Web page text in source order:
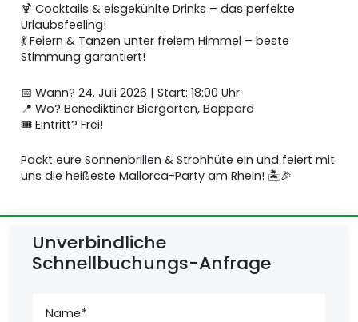
🍹 Cocktails & eisgekühlte Drinks – das perfekte
Urlaubsfeeling!
💃 Feiern & Tanzen unter freiem Himmel – beste
Stimmung garantiert!
📅 Wann? 24. Juli 2026 | Start: 18:00 Uhr
📍 Wo? Benediktiner Biergarten, Boppard
🎟️ Eintritt? Frei!
Packt eure Sonnenbrillen & Strohhüte ein und feiert mit
uns die heißeste Mallorca-Party am Rhein! 🏝️🎉
Unverbindliche
Schnellbuchungs-Anfrage
Name